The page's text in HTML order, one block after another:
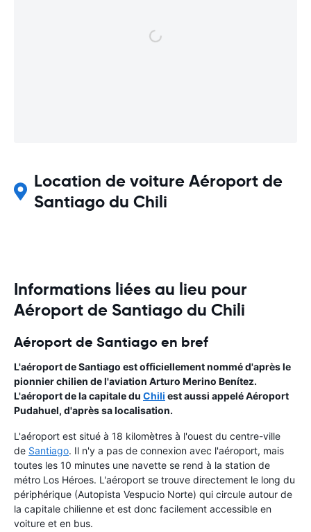
Location de voiture Aéroport de
Santiago du Chili
Informations liées au lieu pour
Aéroport de Santiago du Chili
Aéroport de Santiago en bref
L'aéroport de Santiago est officiellement nommé d'après le
pionnier chilien de l'aviation Arturo Merino Benítez.
L'aéroport de la capitale du Chili est aussi appelé Aéroport
Pudahuel, d'après sa localisation.
L'aéroport est situé à 18 kilomètres à l'ouest du centre-ville
de Santiago. Il n'y a pas de connexion avec l'aéroport, mais
toutes les 10 minutes une navette se rend à la station de
métro Los Héroes. L'aéroport se trouve directement le long du
périphérique (Autopista Vespucio Norte) qui circule autour de
la capitale chilienne et est donc facilement accessible en
voiture et en bus.